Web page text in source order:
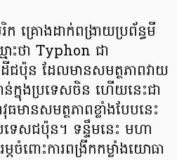
គ្រោងដាក់ពង្រាយប្រព័ន្ធមី
ះថា Typhon ជា
ជប៉ុន ដែលមានសមត្ថភាពវាយ
នុងប្រទេសចិន ហើយនេះជា
ានសមត្ថភាពខ្លាំងបែបនេះ
ទេសជប៉ុន។ ទន្ទឹមនេះ មហា
ភចំពោះការពង្រីកកម្លាំងយោធា